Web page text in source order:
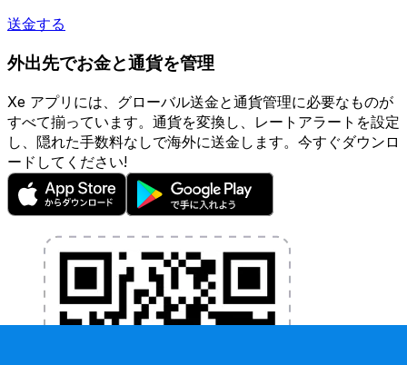
送金する
外出先でお金と通貨を管理
Xe アプリには、グローバル送金と通貨管理に必要なものが
すべて揃っています。通貨を変換し、レートアラートを設定
し、隠れた手数料なしで海外に送金します。今すぐダウンロ
ードしてください!